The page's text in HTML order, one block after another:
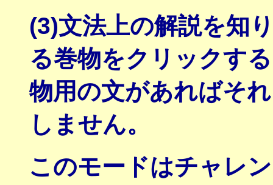
(3)文法上の解説を知
る巻物をクリックす
物用の文があればそ
しません。
このモードはチャレ